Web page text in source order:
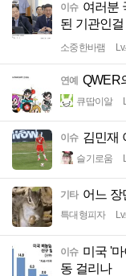
이슈 여러분
된 기관인
소중한바램
연예 QWER
큐땁이알
이슈 김민재
슬기로움
기타 어느 장
특대형피자
이슈 미국 '
동 걸리나